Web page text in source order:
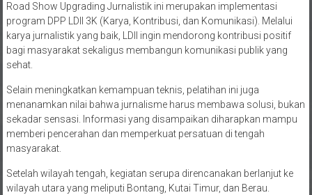
Road Show Upgrading Jurnalistik ini merupakan implementasi
program DPP LDII 3K (Karya, Kontribusi, dan Komunikasi). Melalui
karya jurnalistik yang baik, LDII ingin mendorong kontribusi positif
bagi masyarakat sekaligus membangun komunikasi publik yang
sehat.
Selain meningkatkan kemampuan teknis, pelatihan ini juga
menanamkan nilai bahwa jurnalisme harus membawa solusi, bukan
sekadar sensasi. Informasi yang disampaikan diharapkan mampu
memberi pencerahan dan memperkuat persatuan di tengah
masyarakat.
Setelah wilayah tengah, kegiatan serupa direncanakan berlanjut ke
wilayah utara yang meliputi Bontang, Kutai Timur, dan Berau.